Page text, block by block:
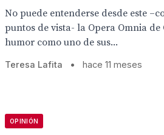
No puede entenderse desde este
puntos de vista- la Opera Omnia de
humor como uno de sus...
Teresa Lafita • hace 11 meses
OPINIÓN